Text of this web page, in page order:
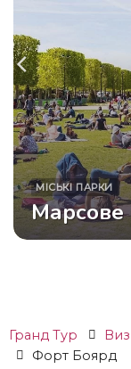
МІСЬКІ ПАРКИ
Марсове
Гранд Тур
Форт Боярд